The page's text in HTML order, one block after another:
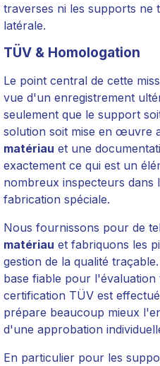
traverses ni les supports ne
latérale.
TÜV & Homologation
Le point central de cette
vue d'un enregistrement
seulement que le support
solution soit mise en œuvre
matériau et une
exactement ce qui est un
nombreux inspecteurs dans
fabrication spéciale.
Nous fournissons pour de
matériau et fabriquons les
gestion de la qualité
base fiable pour l'évaluation
certification TÜV est
prépare beaucoup mieux
d'une approbation
En particulier pour les